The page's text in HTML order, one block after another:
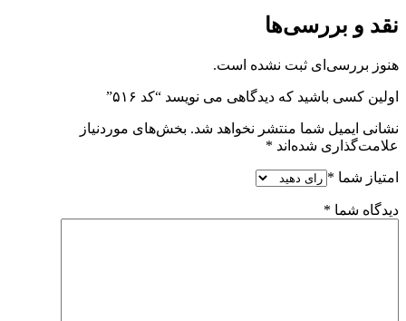
نقد و بررسی‌ها
هنوز بررسی‌ای ثبت نشده است.
اولین کسی باشید که دیدگاهی می نویسد “کد ۵۱۶”
نشانی ایمیل شما منتشر نخواهد شد. بخش‌های موردنیاز
علامت‌گذاری شده‌اند *
امتیاز شما *
دیدگاه شما *